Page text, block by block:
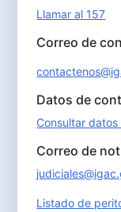
Llamar al 157
Correo de
Datos de
Consultar
Correo de
Listado de